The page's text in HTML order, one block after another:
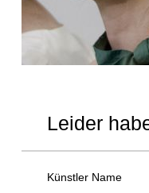
Leider
Künstler Name